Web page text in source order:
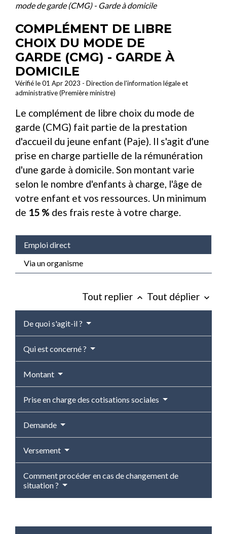
mode de garde (CMG) - Garde à domicile
COMPLÉMENT DE LIBRE
CHOIX DU MODE DE
GARDE (CMG) - GARDE À
DOMICILE
Vérifié le 01 Apr 2023 - Direction de l'information légale et
administrative (Première ministre)
Le complément de libre choix du mode de
garde (CMG) fait partie de la prestation
d'accueil du jeune enfant (Paje). Il s'agit d'une
prise en charge partielle de la rémunération
d'une garde à domicile. Son montant varie
selon le nombre d'enfants à charge, l'âge de
votre enfant et vos ressources. Un minimum
de 15 % des frais reste à votre charge.
Emploi direct
Via un organisme
Tout replier keyboard_arrow_up Tout déplier keyboard_arrow_down
De quoi s'agit-il ?
Qui est concerné ?
Montant
Prise en charge des cotisations sociales
Demande
Versement
Comment procéder en cas de changement de
situation ?